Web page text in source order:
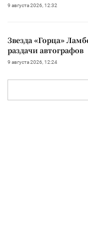
9 августа 2026, 12:32
Звезда «Горца»
раздачи автографов
9 августа 2026, 12:24